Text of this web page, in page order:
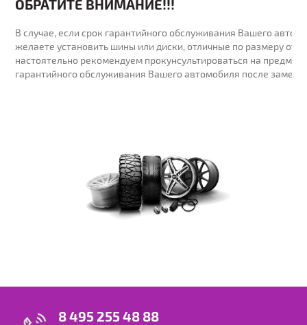
ОБРАТИТЕ ВНИМАНИЕ!!!
В случае, если срок гарантийного обслуживания Вашего
желаете установить шины или диски, отличные по размеру от
настоятельно рекомендуем прокунсультироваться на предмет
гарантийного обслуживания Вашего автомобиля после
8 495 255 48 88